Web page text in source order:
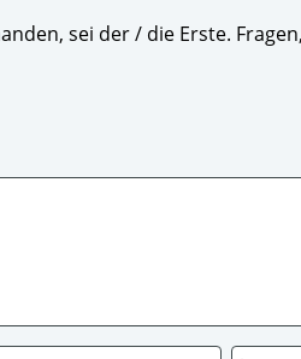
sei der / die Erste.